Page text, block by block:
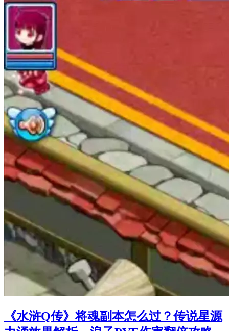
《水浒Q传》将魂副本怎么过？传说星源